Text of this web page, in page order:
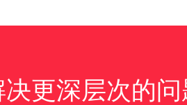
更深层次的问